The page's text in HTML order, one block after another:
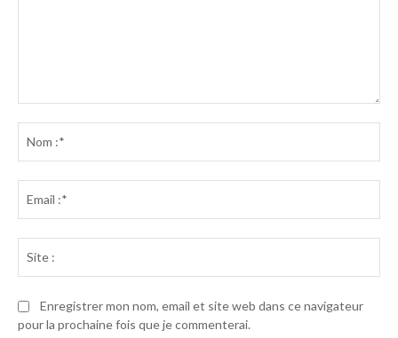
Enregistrer mon nom, email et site web dans ce navigateur
pour la prochaine fois que je commenterai.